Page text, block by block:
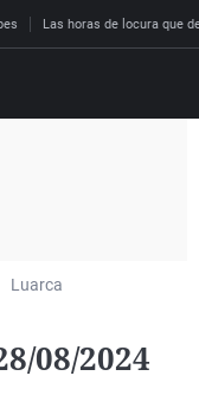
Las horas de locura que
Julia en la onda
Expedientes del más
Baleares
Tenis
Salud
Luarca
08/2024